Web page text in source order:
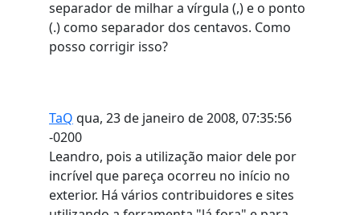
separador de milhar a vírgula (,) e o ponto
(.) como separador dos centavos. Como
posso corrigir isso?
TaQ qua, 23 de janeiro de 2008, 07:35:56
-0200
Leandro, pois a utilização maior dele por
incrível que pareça ocorreu no início no
exterior. Há vários contribuidores e sites